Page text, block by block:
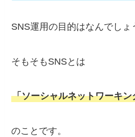
SNS運用の目的はなんでしょ
そもそもSNSとは
「ソーシャルネットワーキ
のことです。